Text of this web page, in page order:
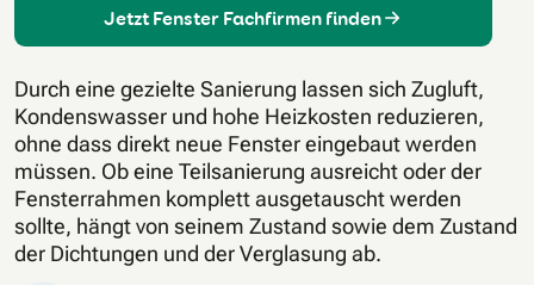
Jetzt Fenster Fachfirmen finden
Durch eine gezielte Sanierung lassen sich Zugluft,
Kondenswasser und hohe Heizkosten reduzieren,
ohne dass direkt neue Fenster eingebaut werden
müssen. Ob eine Teilsanierung ausreicht oder der
Fensterrahmen komplett ausgetauscht werden
sollte, hängt von seinem Zustand sowie dem Zustand
der Dichtungen und der Verglasung ab.